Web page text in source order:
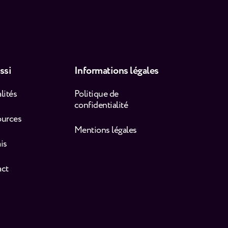
Informations légales
Politique de
confidentialité
Mentions légales